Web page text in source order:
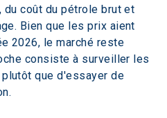
coût du pétrole brut et
Bien que les prix aient
2026, le marché reste
consiste à surveiller les
que d'essayer de